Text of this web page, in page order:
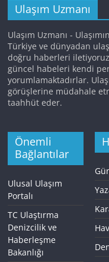
Ulaşım Uzmanı
Ulaşım Uzmanı -
Türkiye ve dünyadan
doğru haberleri
güncel habeleri kendi
yorumlamaktadırlar.
görüşlerine müdahale
taahhüt eder.
Önemli
Bağlantılar
Ulusal Ulaşım
Portalı
TC Ulaştırma
Denizcilik ve
Haberleşme
Bakanlığı